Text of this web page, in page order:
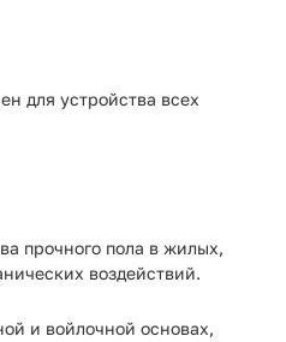
для устройства всех
прочного пола в жилых,
воздействий.
и войлочной основах,